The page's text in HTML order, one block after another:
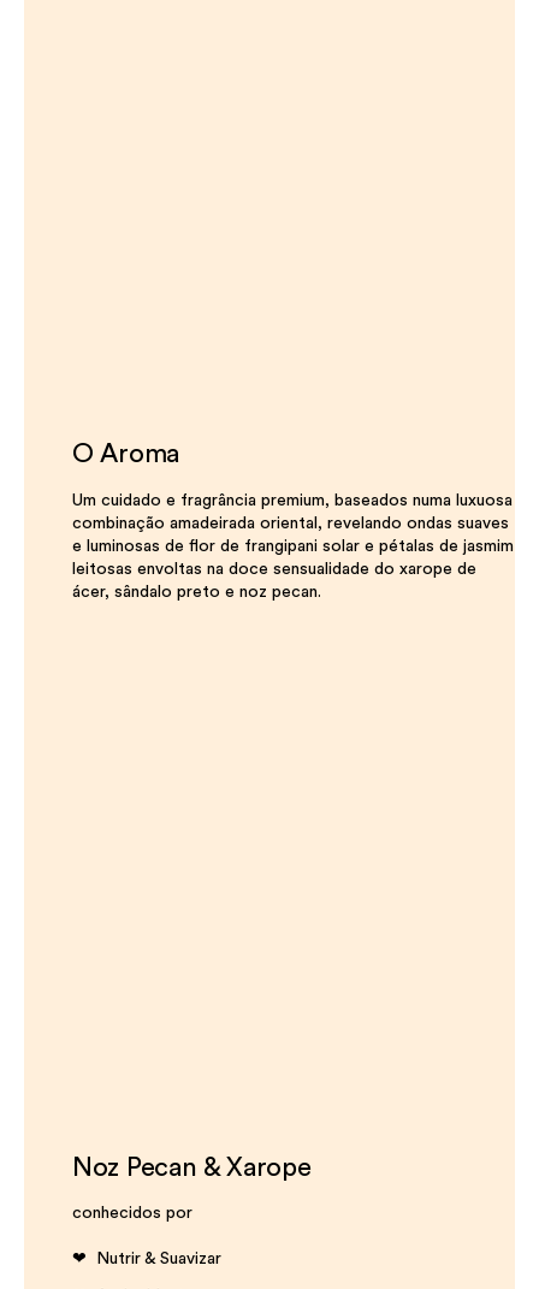
O Aroma
Um cuidado e fragrância premium, baseados numa luxuosa
combinação amadeirada oriental, revelando ondas suaves
e luminosas de flor de frangipani solar e pétalas de jasmim
leitosas envoltas na doce sensualidade do xarope de
ácer, sândalo preto e noz pecan.
Noz Pecan & Xarope
conhecidos por
Nutrir & Suavizar